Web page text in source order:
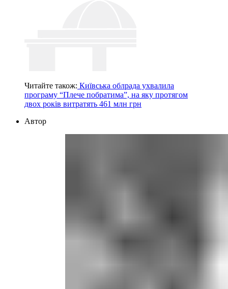
Читайте також: Київська облрада ухвалила
програму “Плече побратима”, на яку протягом
двох років витратять 461 млн грн
Автор